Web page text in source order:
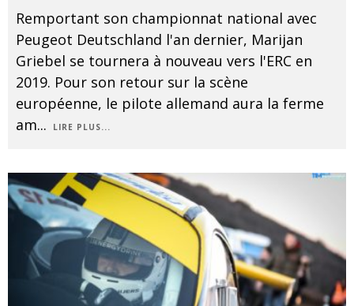
Remportant son championnat national avec
Peugeot Deutschland l'an dernier, Marijan
Griebel se tournera à nouveau vers l'ERC en
2019. Pour son retour sur la scène
européenne, le pilote allemand aura la ferme
am... LIRE PLUS...